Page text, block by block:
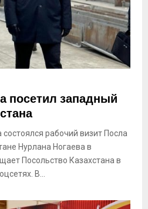
посетил западный
рабочий визит Посла
Нурлана Ногаева в
Посольство Казахстана в
В...